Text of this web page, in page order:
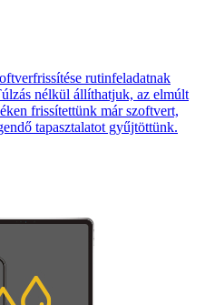
rutinfeladatnak
nélkül állíthatjuk, az elmúlt
frissítettünk már szoftvert,
tapasztalatot gyűjtöttünk.